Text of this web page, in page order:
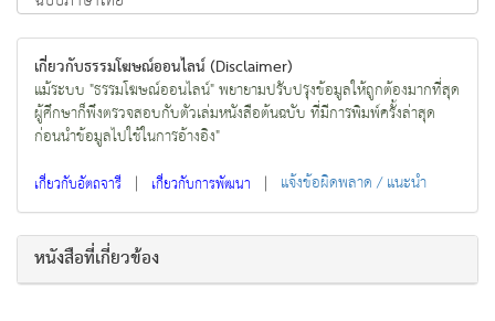
เกี่ยวกับธรรมโฆษณ์ออนไลน์ (Disclaimer)
แม้ระบบ "ธรรมโฆษณ์ออนไลน์" พยายามปรับปรุงข้อมูลให้ถูกต้องมากที่สุด
ผู้ศึกษาก็พึงตรวจสอบกับตัวเล่มหนังสือต้นฉบับ ที่มีการพิมพ์ครั้งล่าสุด
ก่อนนำข้อมูลไปใช้ในการอ้างอิง"
เกี่ยวกับอัตถจารี | เกี่ยวกับการพัฒนา | แจ้งข้อผิดพลาด / แนะนำ
หนังสือที่เกี่ยวข้อง